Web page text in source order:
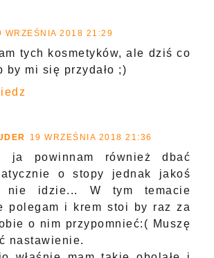
WRZEŚNIA 2018 21:29
tych kosmetyków, ale dziś co
by mi się przydało ;)
19 WRZEŚNIA 2018 21:36
ja powinnam również dbać
o stopy jednak jakoś
idzie... W tym temacie
polegam i krem stoi by raz za
o nim przypomnieć:( Muszę
nastawienie.